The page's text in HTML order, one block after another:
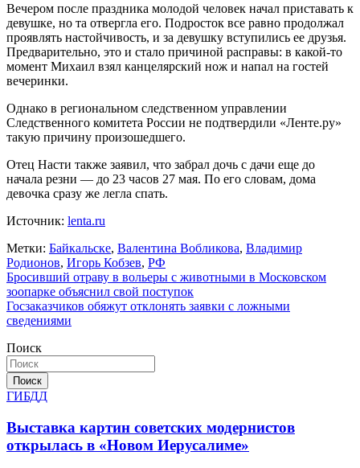
Вечером после праздника молодой человек начал приставать к
девушке, но та отвергла его. Подросток все равно продолжал
проявлять настойчивость, и за девушку вступились ее друзья.
Предварительно, это и стало причиной расправы: в какой-то
момент Михаил взял канцелярский нож и напал на гостей
вечеринки.
Однако в региональном следственном управлении
Следственного комитета России не подтвердили «Ленте.ру»
такую причину произошедшего.
Отец Насти также заявил, что забрал дочь с дачи еще до
начала резни — до 23 часов 27 мая. По его словам, дома
девочка сразу же легла спать.
Источник: lenta.ru
Метки: Байкальске, Валентина Вобликова, Владимир
Родионов, Игорь Кобзев, РФ
Навигация
по
записям
Бросивший отраву в вольеры с животными в Московском
зоопарке объяснил свой поступок
Госзаказчиков обяжут отклонять заявки с ложными
сведениями
Поиск
Поиск
ГИБДД
Выставка картин советских модернистов
открылась в «Новом Иерусалиме»